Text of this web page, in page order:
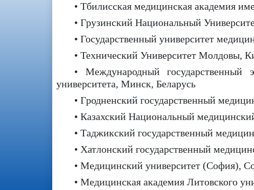
• Тбилисская медицинская академия
• Грузинский Национальный
• Государственный университет
• Технический Университет Молдовы,
• Международный государственный
университета, Минск, Беларусь
• Гродненский государственный
• Казахский Национальный
• Таджикский государственный
• Хатлонский государственный
• Медицинский университет (София),
• Медицинская академия Литовского